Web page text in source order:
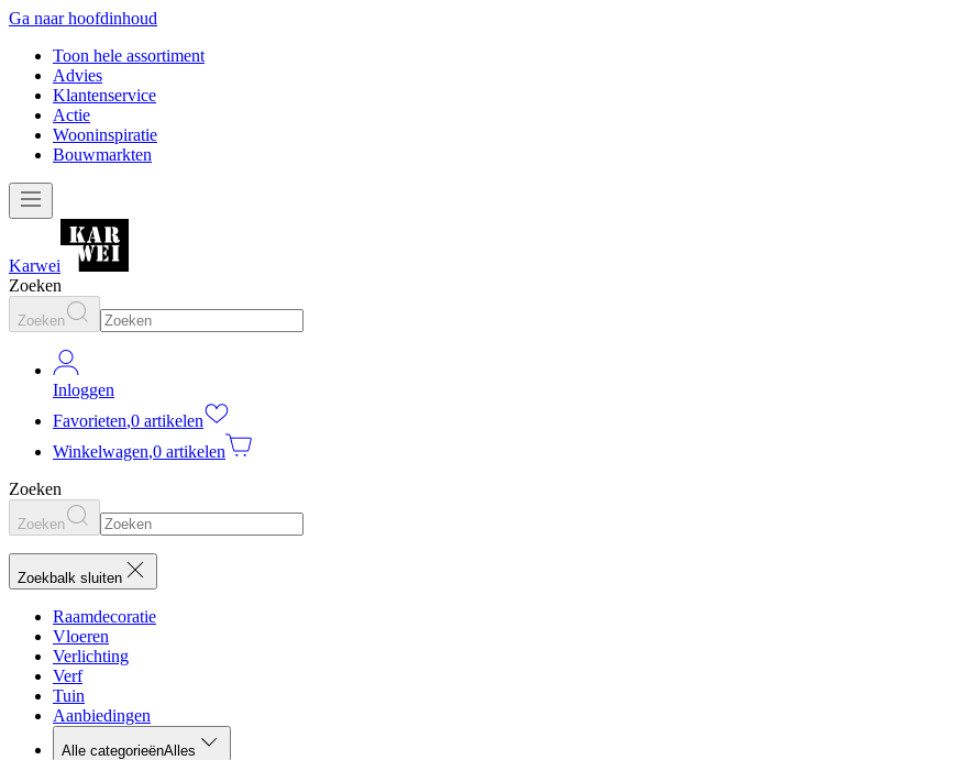
Ga naar hoofdinhoud
Toon hele assortiment
Advies
Klantenservice
Actie
Wooninspiratie
Bouwmarkten
Karwei
Zoeken
Zoeken
Inloggen
Favorieten,0 artikelen
Winkelwagen,0 artikelen
Zoeken
Zoeken
Zoekbalk sluiten
Raamdecoratie
Vloeren
Verlichting
Verf
Tuin
Aanbiedingen
Alle categorieënAlles